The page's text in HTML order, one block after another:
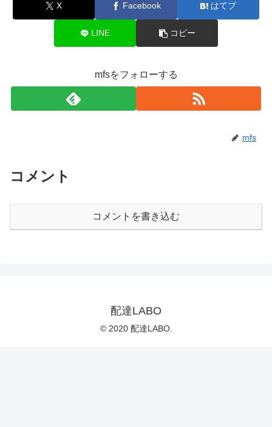
X Facebook はてブ
LINE コピー
mfsをフォローする
mfs
コメント
コメントを書き込む
配達LABO
© 2020 配達LABO.